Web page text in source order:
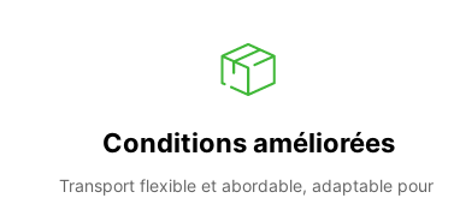
Conditions améliorées
Transport flexible et abordable, adaptable pour